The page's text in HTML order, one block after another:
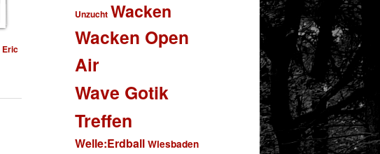
Eric
Unzucht Wacken
Wacken Open
Air
Wave Gotik
Treffen
Welle:Erdball Wiesbaden